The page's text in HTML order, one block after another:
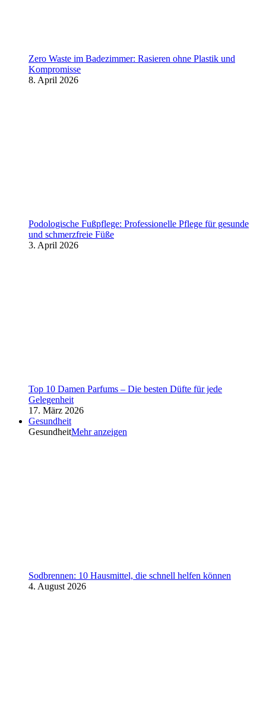
Zero Waste im Badezimmer: Rasieren ohne Plastik und
Kompromisse
8. April 2026
Podologische Fußpflege: Professionelle Pflege für gesunde
und schmerzfreie Füße
3. April 2026
Top 10 Damen Parfums – Die besten Düfte für jede
Gelegenheit
17. März 2026
Gesundheit
GesundheitMehr anzeigen
Sodbrennen: 10 Hausmittel, die schnell helfen können
4. August 2026